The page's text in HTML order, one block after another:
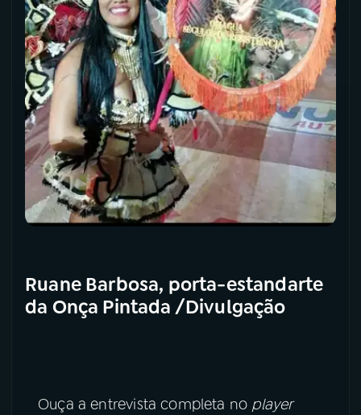
Ruane Barbosa, porta-estandarte
da Onça Pintada /Divulgação
Ouça a entrevista completa no player